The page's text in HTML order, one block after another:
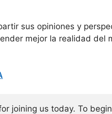
sus opiniones y
mejor la realidad del
joining us today. To